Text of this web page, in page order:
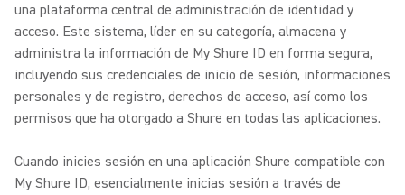
una plataforma central de administración de identidad y
acceso. Este sistema, líder en su categoría, almacena y
administra la información de My Shure ID en forma segura,
incluyendo sus credenciales de inicio de sesión, informaciones
personales y de registro, derechos de acceso, así como los
permisos que ha otorgado a Shure en todas las aplicaciones.
Cuando inicies sesión en una aplicación Shure compatible con
My Shure ID, esencialmente inicias sesión a través de